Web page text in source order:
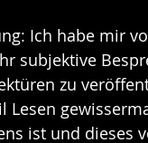
Ich habe mir
subjektive
zu
Lesen
ist und dieses